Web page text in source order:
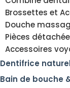
Brossettes et
Douche
Pièces
Accessoires
Dentifrice
Bain de bouche